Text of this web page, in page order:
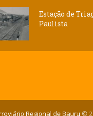
Estação de
Paulista
Regional de Bauru ©